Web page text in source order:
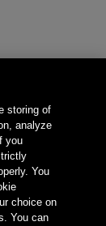
storing of
analyze
you
You
choice on
You can